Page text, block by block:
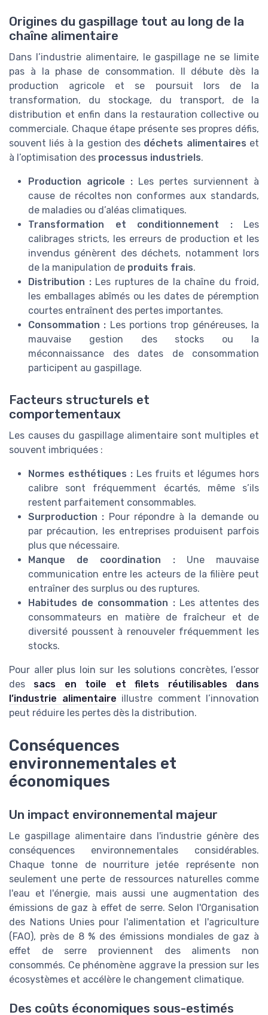
Origines du gaspillage tout au long de la
chaîne alimentaire
Dans l’industrie alimentaire, le gaspillage ne se limite
pas à la phase de consommation. Il débute dès la
production agricole et se poursuit lors de la
transformation, du stockage, du transport, de la
distribution et enfin dans la restauration collective ou
commerciale. Chaque étape présente ses propres défis,
souvent liés à la gestion des déchets alimentaires et
à l’optimisation des processus industriels.
Production agricole : Les pertes surviennent à
cause de récoltes non conformes aux standards,
de maladies ou d’aléas climatiques.
Transformation et conditionnement :Les
calibrages stricts, les erreurs de production et les
invendus génèrent des déchets, notamment lors
de la manipulation de produits frais.
Distribution :Les ruptures de la chaîne du froid,
les emballages abîmés ou les dates de péremption
courtes entraînent des pertes importantes.
Consommation : Les portions trop généreuses, la
mauvaise gestion des stocks ou la
méconnaissance des dates de consommation
participent au gaspillage.
Facteurs structurels et
comportementaux
Les causes du gaspillage alimentaire sont multiples et
souvent imbriquées :
Normes esthétiques :Les fruits et légumes hors
calibre sont fréquemment écartés, même s’ils
restent parfaitement consommables.
Surproduction : Pour répondre à la demande ou
par précaution, les entreprises produisent parfois
plus que nécessaire.
Manque de coordination :Une mauvaise
communication entre les acteurs de la filière peut
entraîner des surplus ou des ruptures.
Habitudes de consommation :Les attentes des
consommateurs en matière de fraîcheur et de
diversité poussent à renouveler fréquemment les
stocks.
Pour aller plus loin sur les solutions concrètes, l’essor
des sacs en toile et filets réutilisables dans
l’industrie alimentaire illustre comment l’innovation
peut réduire les pertes dès la distribution.
Conséquences
environnementales et
économiques
Un impact environnemental majeur
Le gaspillage alimentaire dans l'industrie génère des
conséquences environnementales considérables.
Chaque tonne de nourriture jetée représente non
seulement une perte de ressources naturelles comme
l'eau et l'énergie, mais aussi une augmentation des
émissions de gaz à effet de serre. Selon l'Organisation
des Nations Unies pour l'alimentation et l'agriculture
(FAO), près de 8 % des émissions mondiales de gaz à
effet de serre proviennent des aliments non
consommés. Ce phénomène aggrave la pression sur les
écosystèmes et accélère le changement climatique.
Des coûts économiques sous-estimés